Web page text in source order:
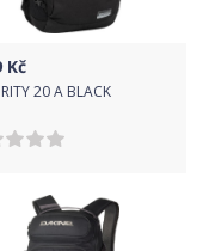
jak na jednu, tak i na
ve třídě si nosí
doma nemáme rádi
box Beckmann
zdravotní atesty na
školního batohu
nosnost 8 kg
Kč
20 A BLACK